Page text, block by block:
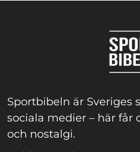
Sportbibeln är Sveriges
sociala medier – här får
och nostalgi.